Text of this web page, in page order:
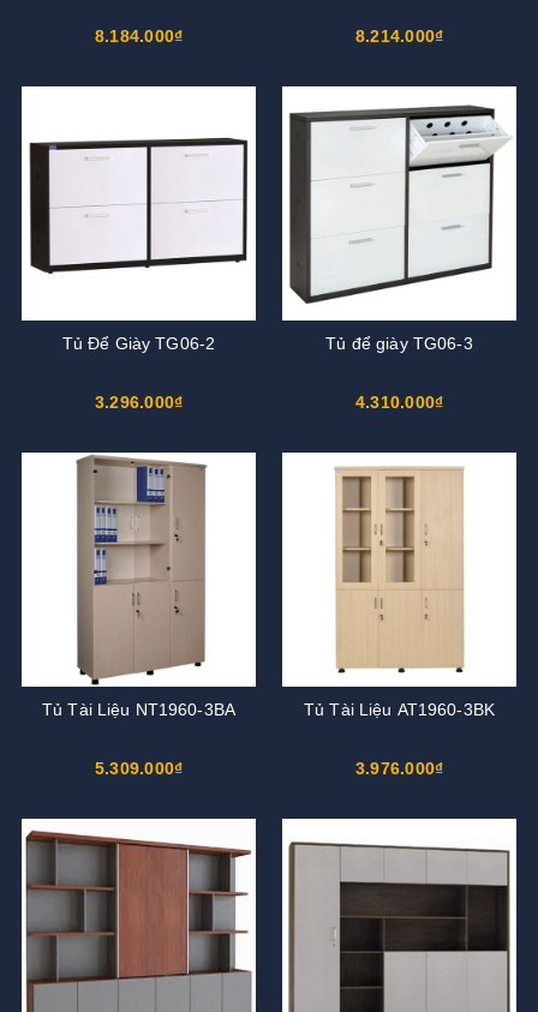
8.184.000₫ 8.214.000₫
Tủ Để Giày TG06-2
3.296.000₫
Tủ để giày TG06-3
4.310.000₫
Tủ Tài Liệu NT1960-3BA
5.309.000₫
Tủ Tài Liệu AT1960-3BK
3.976.000₫